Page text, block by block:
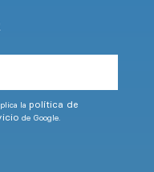
la política de
de Google.